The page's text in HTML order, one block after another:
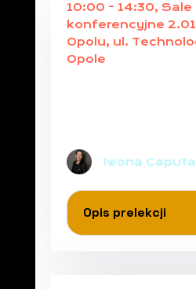
10:00 - 14:30, Sale
konferencyjne
Opolu, ul.
Opole
Iwona Caputa
Opis prelekcji